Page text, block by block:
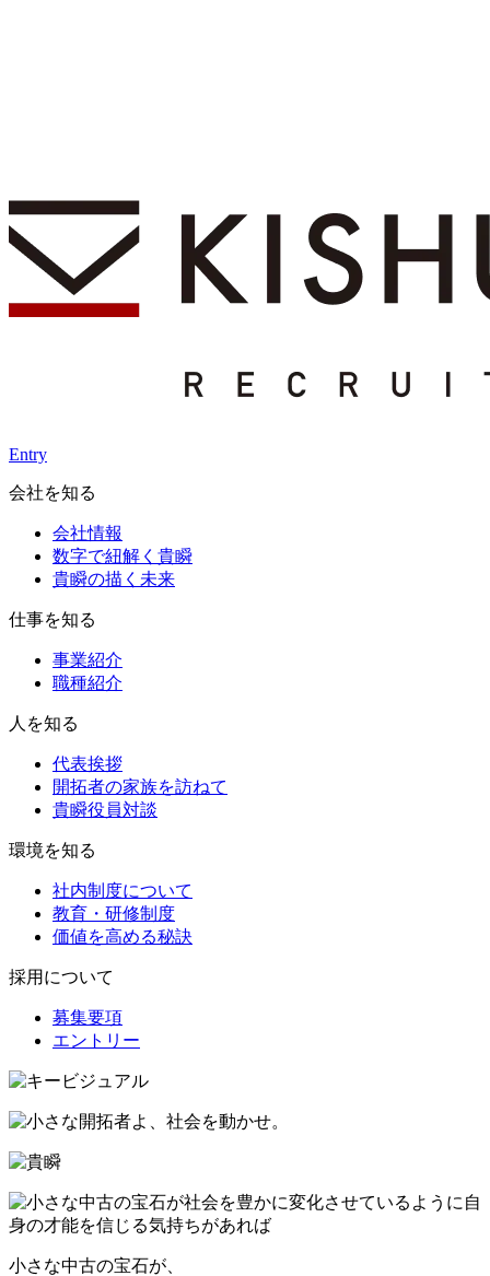
Entry
会社を知る
会社情報
数字で紐解く貴瞬
貴瞬の描く未来
仕事を知る
事業紹介
職種紹介
人を知る
代表挨拶
開拓者の家族を訪ねて
貴瞬役員対談
環境を知る
社内制度について
教育・研修制度
価値を高める秘訣
採用について
募集要項
エントリー
小さな中古の宝石が、